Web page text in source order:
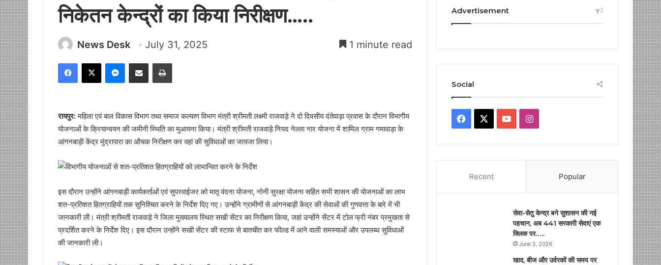
निकेतन केन्द्रों का किया निरीक्षण…..
News Desk July 31, 2025 1 minute read
Facebook
X Messenger
Share via Email Print
रायपुर:महिला एवं बाल विकास विभाग तथा समाज कल्याण विभाग मंत्री श्रीमती लक्ष्मी राजवाड़े ने दो दिवसीय दंतेवाड़ा प्रवास के दौरान विभागीय
योजनाओं के क्रियान्वयन की जमीनी स्थिति का मुआयना किया। मंत्री श्रीमती राजवाड़े नियद नेल्ला नार योजना में शामिल ग्राम गमावाड़ा के
आंगनबाड़ी केंद्र मुंद्रापारा का औचक निरीक्षण कर वहां की सुविधाओं का जायजा लिया।
इस दौरान उन्होंने आंगनबाड़ी कार्यकर्ताओं एवं सुपरवाईजर को मातृ वंदना योजना, नोनी सुरक्षा योजना सहित सभी शासन की योजनाओं का लाभ
शत-प्रतिशत हितग्राहियों तक सुनिश्चित करने के निर्देश दिए गए। उन्होंने ग्रामीणों से आंगनबाड़ी केंद्र की सेवाओं की गुणवत्ता के बारे में भी
जानकारी ली। मंत्री श्रीमती राजवाड़े ने जिला मुख्यालय स्थित सखी सेंटर का निरीक्षण किया, जहां उन्होंने सेंटर में टोल फ्री नंबर प्रमुखता से
प्रदर्शित करने के निर्देश दिए। इस दौरान उन्होंने सखी सेंटर की स्टाफ से बातचीत कर फील्ड में आने वाली समस्याओं और उपलब्ध सुविधाओं
की जानकारी ली।
Advertisement
Social
Facebook YouTubeInstagram
Recent Popular
सेवा-सेतु केन्द्र बने सुशासन की नई
पहचान, अब 441 सरकारी सेवाएं एक
क्लिक पर…..
June 3, 2026
खाद, बीज और उर्वरकों की समय पर